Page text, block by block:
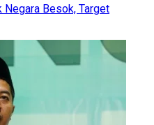
Negara Besok, Target